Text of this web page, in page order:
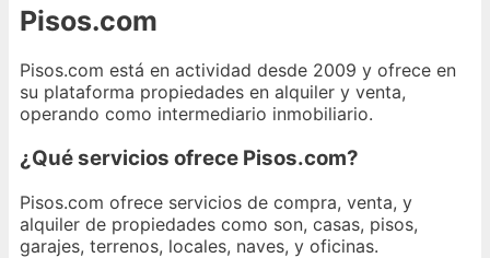
Pisos.com
Pisos.com está en actividad desde 2009 y ofrece en
su plataforma propiedades en alquiler y venta,
operando como intermediario inmobiliario.
¿Qué servicios ofrece Pisos.com?
Pisos.com ofrece servicios de compra, venta, y
alquiler de propiedades como son, casas, pisos,
garajes, terrenos, locales, naves, y oficinas.